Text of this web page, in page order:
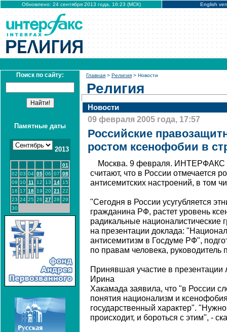
Обновлено: 24 сентября 2013 года, 16:23 (МСК) English
Поиск по сайту:
Памятные даты
2013
01
02 03 04 05 06 07 08
09 10 11 12 13 14 15
16 17 18 19 20 21
22
23 24 25 26 27 28 29
30
Главная > Религия > Новости
Религия
Новости
09 февраля 2005 года, 17:57
Российские
ростом ксенофобии в
Москва. 9 февраля. ИНТЕРФАКС
считают, что в России отмечается
антисемитских настроений, в том
"Сегодня в России усугубляется
гражданина РФ, растет уровень
радикальные националистические
на презентации доклада:
антисемитизм в Госдуме РФ",
по правам человека, руководитель
Принявшая участие в
Ирина
Хакамада заявила, что "в России
понятия национализм и
государственный характер".
происходит, и бороться с этим", -